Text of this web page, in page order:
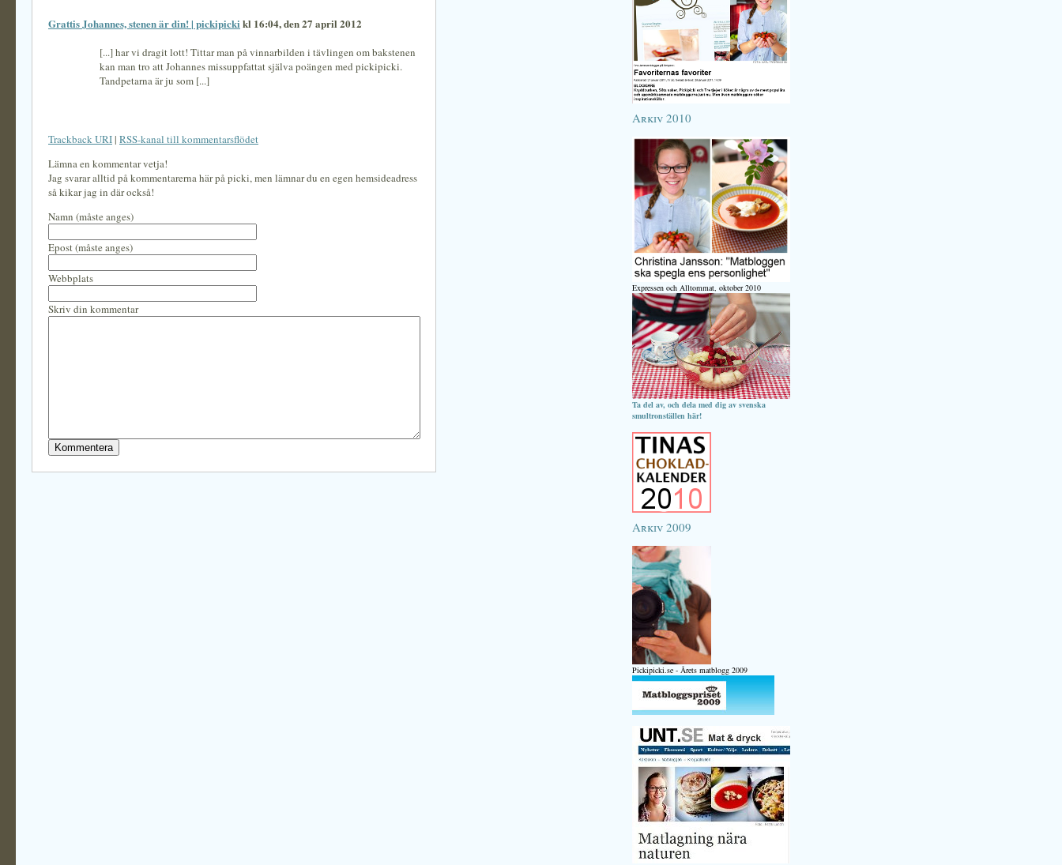
Grattis Johannes, stenen är din! | pickipicki kl 16:04, den 27 april 2012
[...] har vi dragit lott! Tittar man på vinnarbilden i tävlingen om bakstenen
kan man tro att Johannes missuppfattat själva poängen med pickipicki.
Tandpetarna är ju som [...]
Trackback URI| RSS-kanal till kommentarsflödet
Lämna en kommentar vetja!
Jag svarar alltid på kommentarerna här på picki, men lämnar du en egen hemsideadress
så kikar jag in där också!
Namn (måste anges)
Epost (måste anges)
Webbplats
Skriv din kommentar
Arkiv 2010
Expressen och Alltommat, oktober 2010
Ta del av, och dela med dig av svenska
smultronställen här!
Arkiv 2009
Pickipicki.se - Årets matblogg 2009